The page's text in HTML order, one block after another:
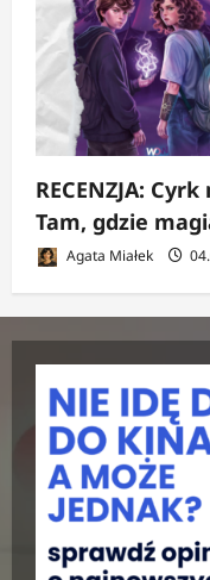
RECENZJA:
Tam, gdzie
Agata Miałek